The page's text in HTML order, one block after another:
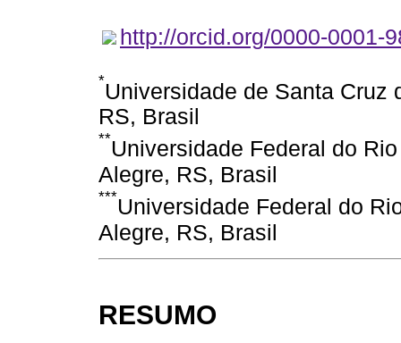
http://orcid.org/0000-0001-
*Universidade de Santa Cruz
RS, Brasil
**Universidade Federal do
Alegre, RS, Brasil
***Universidade Federal do
Alegre, RS, Brasil
RESUMO